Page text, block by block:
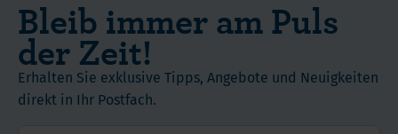
Bleib immer am Puls
der Zeit!
Erhalten Sie exklusive Tipps, Angebote und Neuigkeiten
direkt in Ihr Postfach.